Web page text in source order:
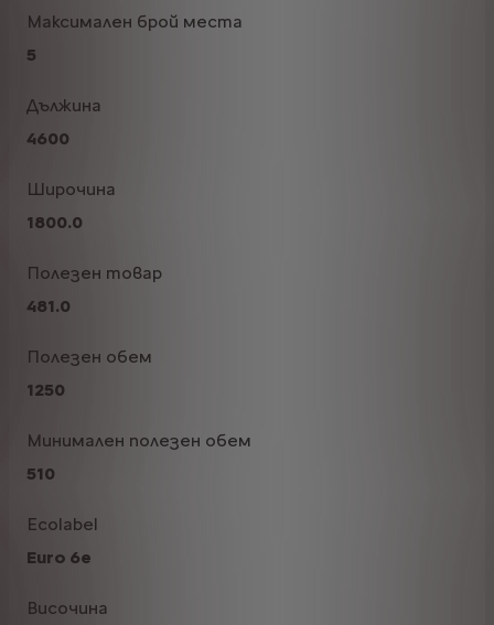
Максимален брой места
5
Дължина
4600
Широчина
1800.0
Полезен товар
481.0
Полезен обем
1250
Минимален полезен обем
510
Ecolabel
Euro 6e
Височина